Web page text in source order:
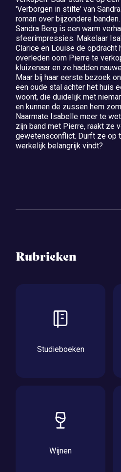
'Verborgen in stilte' van
roman over bijzondere
Sandra Berg is een warm
sfeerimpressies. Makelaar
Clarice en Louise de opdracht
overleden oom Pierre te
kluizenaar en ze hadden
Maar bij haar eerste bezoek
een oude stal achter het huis
woont, die duidelijk met
en kunnen de zussen hem
Naarmate Isabelle meer te
zijn band met Pierre, raakt ze
gewetensconflict. Durft ze op
werkelijk belangrijk vindt?
Rubrieken
Studieboeken
Wijnen